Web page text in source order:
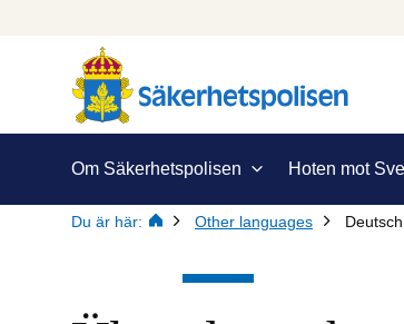
Om Säkerhetspolisen Hoten mot
Du är här: Other languages